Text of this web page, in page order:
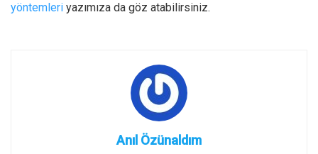
yöntemleri yazımıza da göz atabilirsiniz.
Anıl Özünaldım